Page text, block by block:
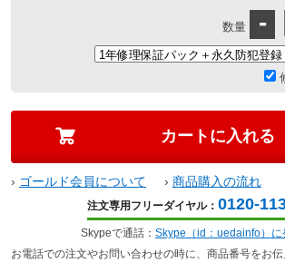
数量 -
› ゴールド会員について › 商品購入の流れ
注文専用フリーダイヤル： 0120-
Skypeで通話： Skype（id：uedainfo）に
お電話での注文やお問い合わせの時に、商品番号をお